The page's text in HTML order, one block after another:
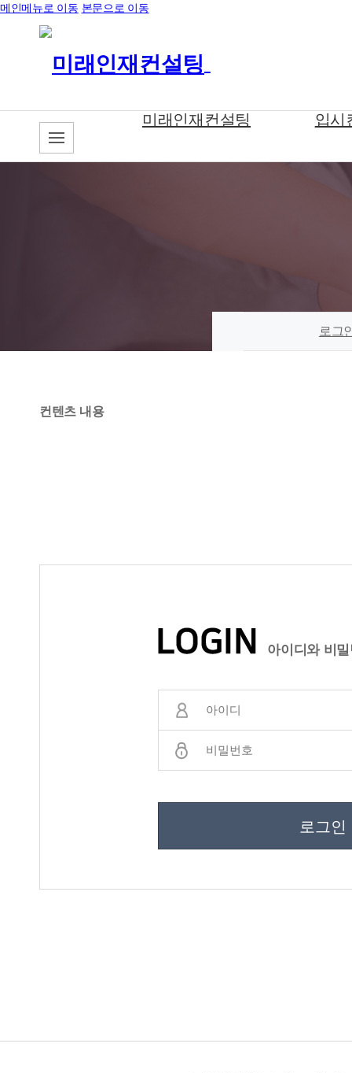
메인메뉴로 이동 본문으로 이동
로그
컨텐츠 내용
아이디와 비밀
미래인재컨설팅 입시